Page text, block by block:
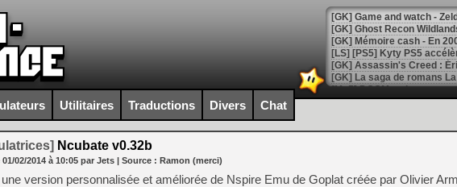
[Mo5] DOOM arrive en
[GK] Bethesda fête les 30
[GK] Roblox : l'action en
[GK] Agenda - GeForce
[GK] Devolver Digital en a
Utilitaires Traductions Divers Chat
Ncubate v0.32b
01/02/2014 à 10:05 par Jets | Source : Ramon (merci)
version personnalisée et améliorée de Nspire Emu de Goplat créée par Olivier